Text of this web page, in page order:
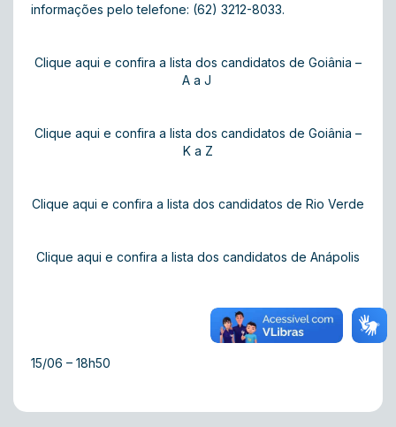
informações pelo telefone: (62) 3212-8033.
Clique aqui e confira a lista dos candidatos de Goiânia –
A a J
Clique aqui e confira a lista dos candidatos de Goiânia –
K a Z
Clique aqui e confira a lista dos candidatos de Rio Verde
Clique aqui e confira a lista dos candidatos de Anápolis
15/06 – 18h50